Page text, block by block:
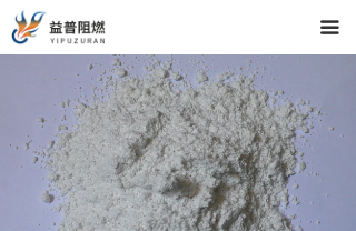
끀